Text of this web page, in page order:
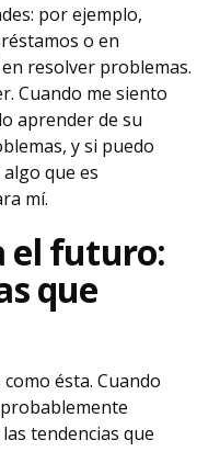
por ejemplo,
o en
resolver problemas.
Cuando me siento
aprender de su
y si puedo
que es
mí.
el futuro:
que
ésta. Cuando
tendencias que